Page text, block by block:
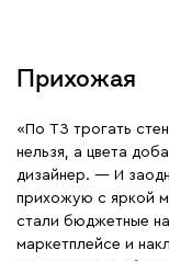
Прихожая
«По ТЗ трогать
нельзя, а цвета
дизайнер. — И
прихожую с яркой
стали бюджетные
маркетплейсе и